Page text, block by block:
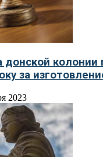
донской колонии
за
2023